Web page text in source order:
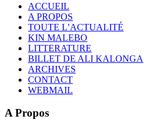
ACCUEIL
A PROPOS
TOUTE L’ACTUALITÉ
KIN MALEBO
LITTERATURE
BILLET DE ALI KALONGA
ARCHIVES
CONTACT
WEBMAIL
A Propos